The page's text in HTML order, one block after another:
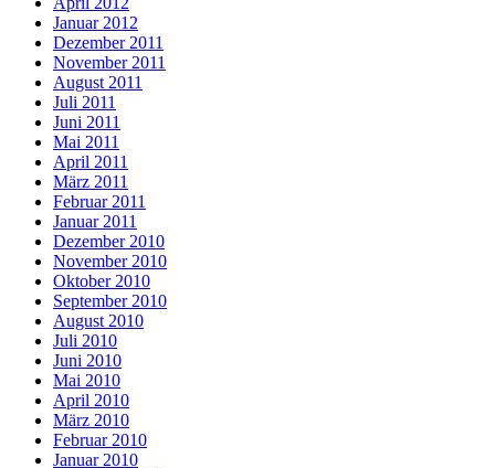
Januar 2012
Dezember 2011
November 2011
August 2011
Juli 2011
Juni 2011
Mai 2011
April 2011
März 2011
Februar 2011
Januar 2011
Dezember 2010
November 2010
Oktober 2010
September 2010
August 2010
Juli 2010
Juni 2010
Mai 2010
April 2010
März 2010
Februar 2010
Januar 2010